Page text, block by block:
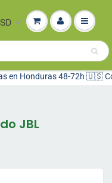
Honduras 48-72h 🇺🇸
JBL